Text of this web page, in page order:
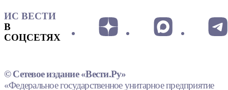
ИС ВЕСТИ
В
СОЦСЕТЯХ
© Сетевое издание «Вести.Ру»
«Федеральное государственное унитарное предприятие